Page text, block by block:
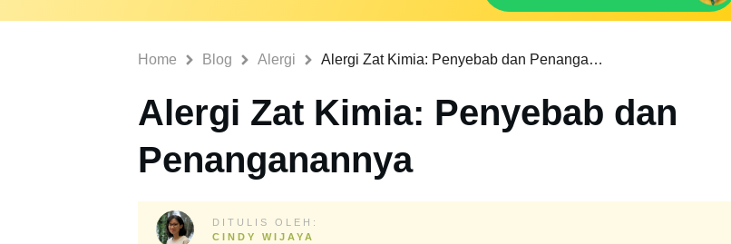
Home Blog Alergi Alergi Zat Kimia: Penyebab dan Penanganannya
Alergi Zat Kimia: Penyebab dan
Penanganannya
DITULIS OLEH:
CINDY WIJAYA